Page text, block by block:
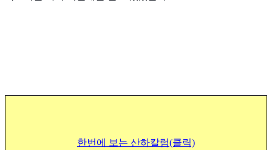
한번에 보는 산하칼럼(클릭)